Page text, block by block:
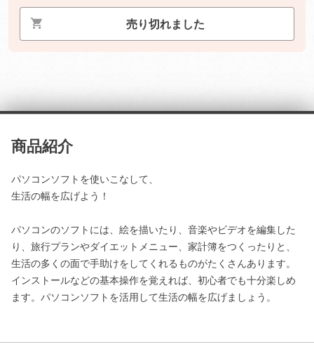
売り切れました
商品紹介
パソコンソフトを使いこなして、
生活の幅を広げよう！
パソコンのソフトには、絵を描いたり、音楽やビデオを編集した
り、旅行プランやダイエットメニュー、家計簿をつくったりと、
生活の多くの面で手助けをしてくれるものがたくさんあります。
インストールなどの基本操作を覚えれば、初心者でも十分楽しめ
ます。パソコンソフトを活用して生活の幅を広げましょう。